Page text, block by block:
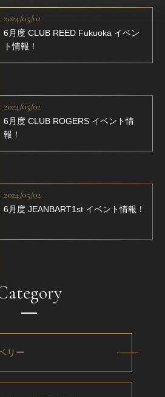
2024/05/02
6月度 CLUB REED Fukuoka イベン
ト情報！
2024/05/02
6月度 CLUB ROGERS イベント情
報！
2024/05/02
6月度 JEANBART1st イベント情報！
リー